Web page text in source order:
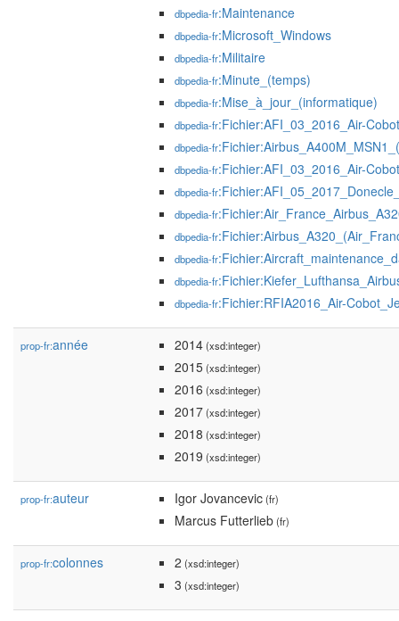
dbpedia-fr:Maintenance
dbpedia-fr:Microsoft_Windows
dbpedia-fr:Militaire
dbpedia-fr:Minute_(temps)
dbpedia-fr:Mise_à_jour_(informatique)
dbpedia-fr:Fichier:AFI_03_2016_Air-
dbpedia-fr
dbpedia-fr:Fichier:AFI_03_2016_Air-
dbpedia-fr
dbpedia-fr
dbpedia-fr
dbpedia-fr
dbpedia-fr
dbpedia-fr:Fichier:RFIA2016_Air-
prop-fr:année 2014(xsd:integer)
2015(xsd:integer)
2016 (xsd:integer)
2017(xsd:integer)
2018 (xsd:integer)
2019 (xsd:integer)
prop-fr:auteur Igor Jovancevic(fr)
Marcus Futterlieb(fr)
prop-fr:colonnes 2 (xsd:integer)
3 (xsd:integer)